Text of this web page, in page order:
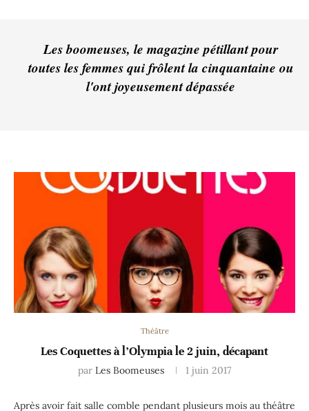
Les boomeuses, le magazine pétillant pour
toutes les femmes qui frôlent la cinquantaine ou
l'ont joyeusement dépassée
Théâtre
Les Coquettes à l’Olympia le 2 juin, décapant
par Les Boomeuses 1 juin 2017
Après avoir fait salle comble pendant plusieurs mois au théâtre